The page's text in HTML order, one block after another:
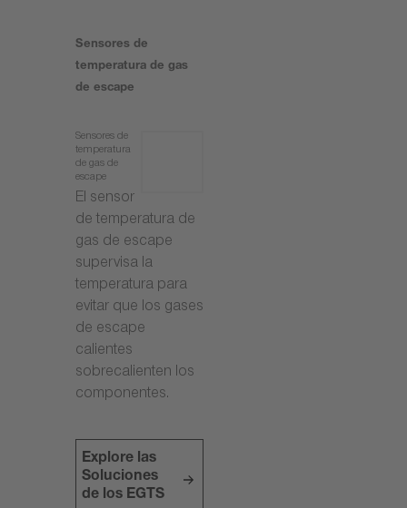
Sensores de
temperatura de gas
de escape
Sensores de
temperatura
de gas de
escape
El sensor
de temperatura de
gas de escape
supervisa la
temperatura para
evitar que los gases
de escape
calientes
sobrecalienten los
componentes.
Explore las
Soluciones
de los EGTS